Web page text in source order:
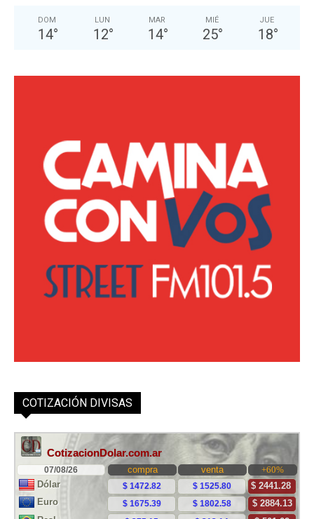
DOM
14°
LUN
12°
MAR
14°
MIÉ
25°
JUE
18°
COTIZACIÓN DIVISAS